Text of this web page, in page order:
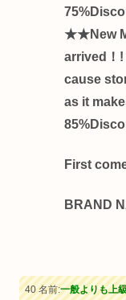
★★New
arrived！
cause
as it
First
BRAND
40 名前:一般よりも上